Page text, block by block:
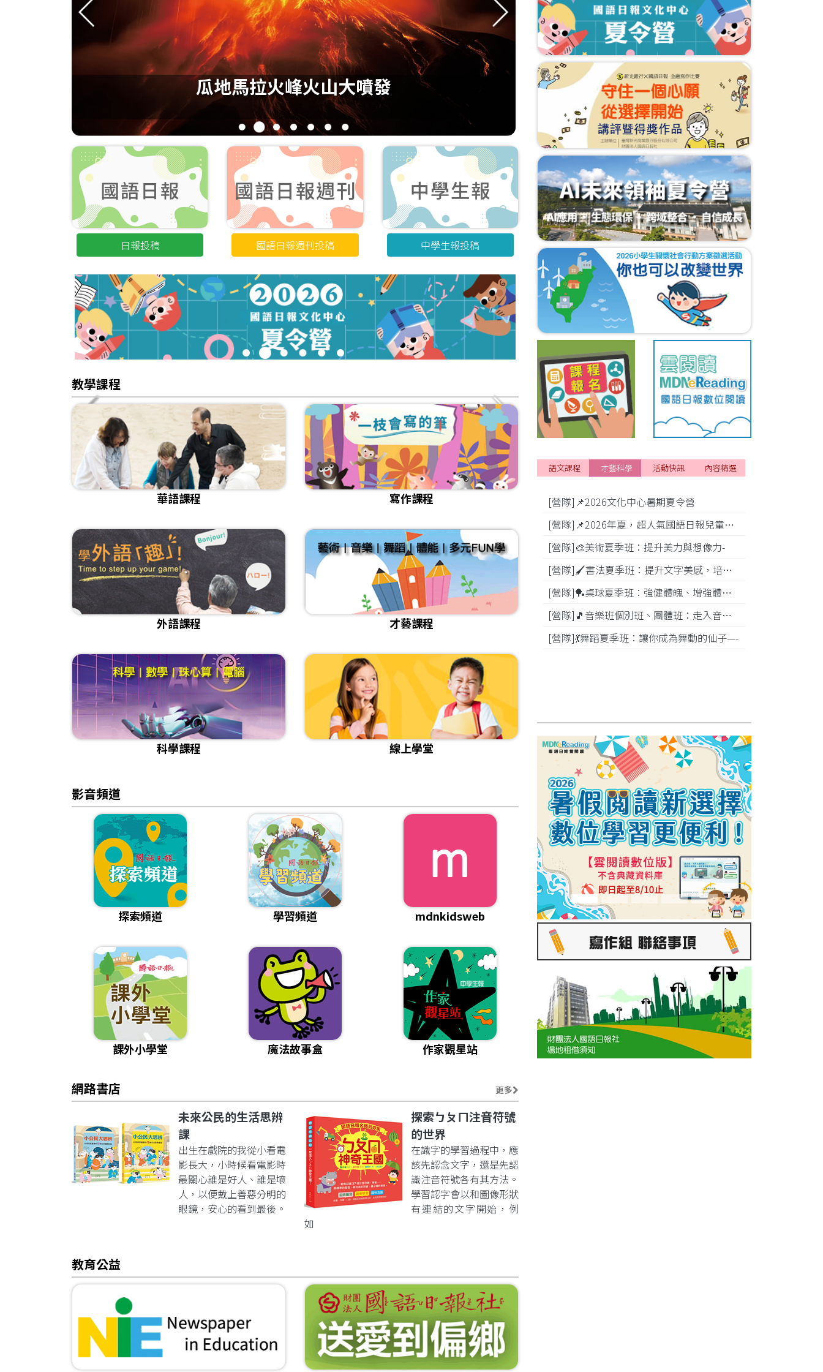
瓜地馬拉火峰火山大噴發 總統接見金唐獎得主 允從
1 3 4 5 6 7
日報投稿 國語日報週刊投稿 中學生報投稿
1 3 4 5 6
教學課程
華語課程 寫作課程
外語課程 才藝課程
科學課程 線上學堂
影音頻道
探索頻道 學習頻道 mdnkidsweb
課外小學堂 魔法故事盒 作家觀星站
網路書店 更多
未來公民的生活思辨
課
出生在戲院的我從小看電
影長大，小時候看電影時
最關心誰是好人、誰是壞
人，以便戴上善惡分明的
眼鏡，安心的看到最後。
探索ㄅㄆㄇ注音符號
的世界
在識字的學習過程中，應
該先認念文字，還是先認
識注音符號各有其方法。
學習認字會以和圖像形狀
有連結的文字開始，例
如
教育公益
[課程]115年寫作秋季班招生
[課程]📌2026年夏季華語研習營 課程介紹
[課程]115年兒童正音班 招生
[課程]📌成人正音班 線上&實體課程
[營隊]📌2026文化中心暑期夏令營
[營隊]📌2026年夏，超人氣國語日報兒童商學院搶先報！
[營隊]🎨美術夏季班：提升美力與想像力-
[營隊]🖌️書法夏季班：提升文字美感，培養專注力—
[營隊]️🏓桌球夏季班：強健體魄、增強體能---
[營隊]🎵️音樂班個別班、團體班：走入音樂世界-
[營隊]💃舞蹈夏季班：讓你成為舞動的仙子—-
[比賽]🎤國語日報小主播報新聞比賽得獎名單及作品
[活動]2025『我是剪報高手』得獎作品賞析
[比賽]🖊️2025 新光銀行．金融寫作比賽講評暨得獎作品
[影音]《存下一個夢想 從零開始的理財旅程》
[活動]2025關愛親長 圖文徵選作品欣賞
語文課程 才藝科學 活動快訊 內容精選